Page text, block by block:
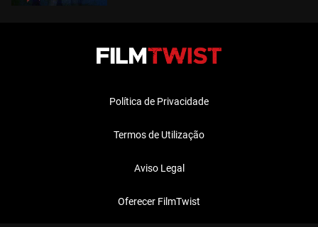
Política de Privacidade
Termos de Utilização
Aviso Legal
Oferecer FilmTwist